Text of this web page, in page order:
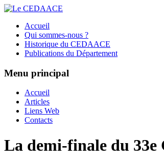
Accueil
Qui sommes-nous ?
Historique du CEDAACE
Publications du Département
Menu principal
Accueil
Articles
Liens Web
Contacts
La demi-finale du 33e